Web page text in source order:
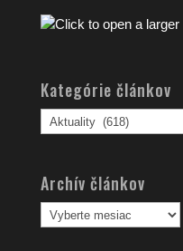
Kategórie článkov
Kategórie
článkov
Archív článkov
Archív
článkov